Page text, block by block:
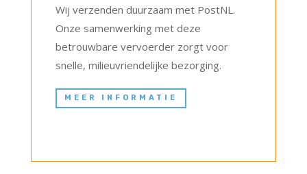
Wij verzenden duurzaam met PostNL.
Onze samenwerking met deze
betrouwbare vervoerder zorgt voor
snelle, milieuvriendelijke bezorging.
MEER INFORMATIE